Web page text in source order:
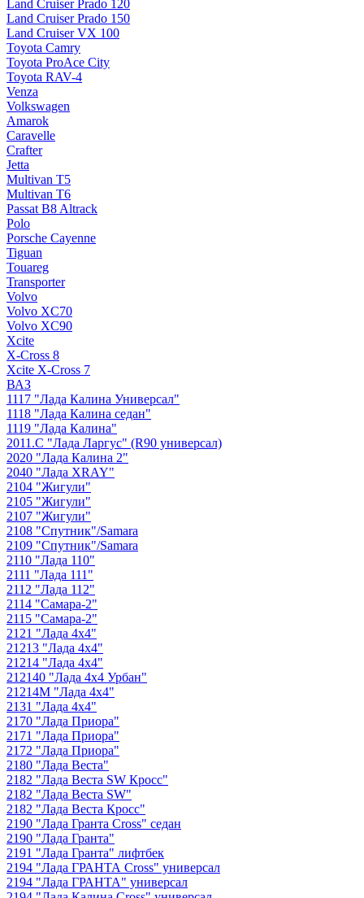
Land Cruiser Prado 120
Land Cruiser Prado 150
Land Cruiser VX 100
Toyota Camry
Toyota ProAce City
Toyota RAV-4
Venza
Volkswagen
Amarok
Caravelle
Crafter
Jetta
Multivan T5
Multivan T6
Passat B8 Altrack
Polo
Porsche Cayenne
Tiguan
Touareg
Transporter
Volvo
Volvo XC70
Volvo XC90
Xcite
X-Cross 8
Xcite X-Cross 7
ВАЗ
1117 "Лада Калина Универсал"
1118 "Лада Калина седан"
1119 "Лада Калина"
2011.С "Лада Ларгус" (R90 универсал)
2020 "Лада Калина 2"
2040 "Лада ХRAY"
2104 "Жигули"
2105 "Жигули"
2107 "Жигули"
2108 "Cпутник"/Samara
2109 "Спутник"/Samara
2110 "Лада 110"
2111 "Лада 111"
2112 "Лада 112"
2114 "Самара-2"
2115 "Самара-2"
2121 "Лада 4х4"
21213 "Лада 4х4"
21214 "Лада 4х4"
212140 "Лада 4х4 Урбан"
21214М "Лада 4х4"
2131 "Лада 4х4"
2170 "Лада Приора"
2171 "Лада Приора"
2172 "Лада Приора"
2180 "Лада Веста"
2182 "Лада Веста SW Кросс"
2182 "Лада Веста SW"
2182 "Лада Веста Кросс"
2190 "Лада Гранта Cross" седан
2190 "Лада Гранта"
2191 "Лада Гранта" лифтбек
2194 "Лада ГРАНТА Cross" универсал
2194 "Лада ГРАНТА" универсал